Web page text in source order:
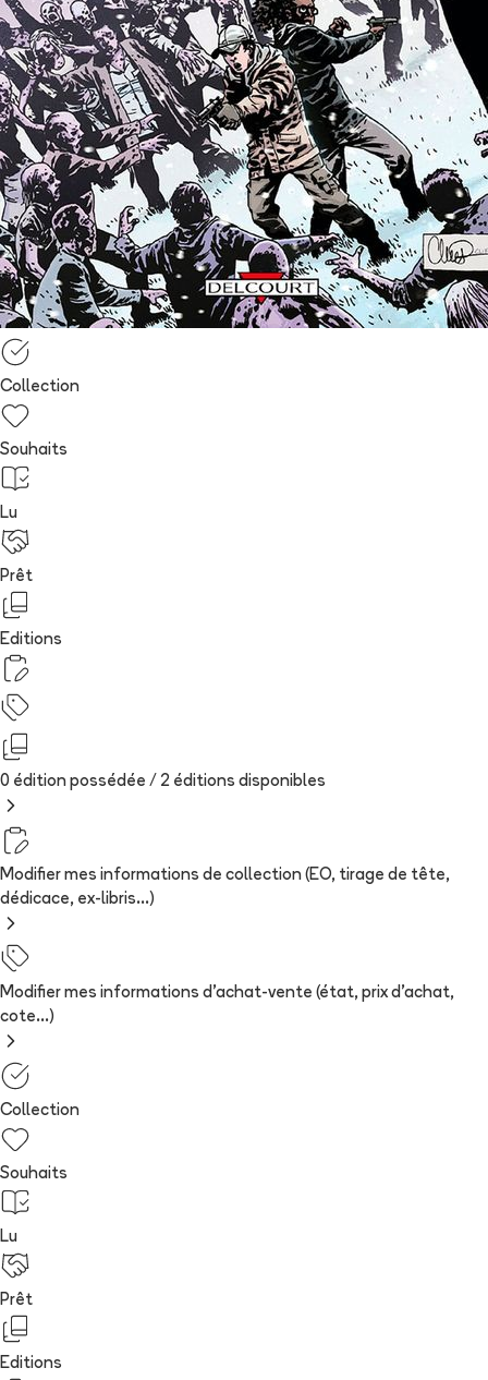
Collection
Souhaits
Lu
Prêt
Editions
0 édition possédée / 2 éditions disponibles
Modifier mes informations de collection (EO, tirage de tête,
dédicace, ex-libris...)
Modifier mes informations d'achat-vente (état, prix d'achat,
cote...)
Collection
Souhaits
Lu
Prêt
Editions